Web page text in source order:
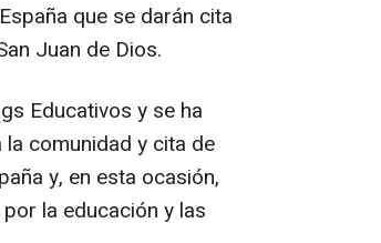
que se darán cita
Juan de Dios.
Educativos y se ha
comunidad y cita de
y, en esta ocasión,
la educación y las